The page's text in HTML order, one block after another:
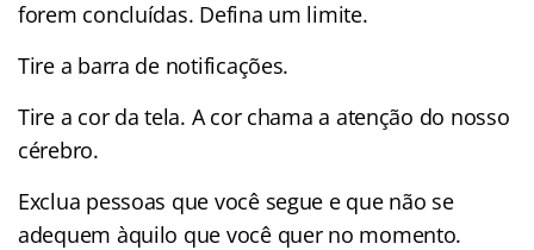
forem concluídas. Defina um limite.
Tire a barra de notificações.
Tire a cor da tela. A cor chama a atenção do nosso
cérebro.
Exclua pessoas que você segue e que não se
adequem àquilo que você quer no momento.